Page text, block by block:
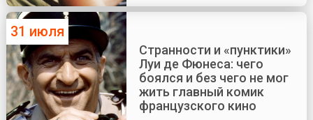
31 июля
Странности и «пунктики»
Луи де Фюнеса: чего
боялся и без чего не мог
жить главный комик
французского кино